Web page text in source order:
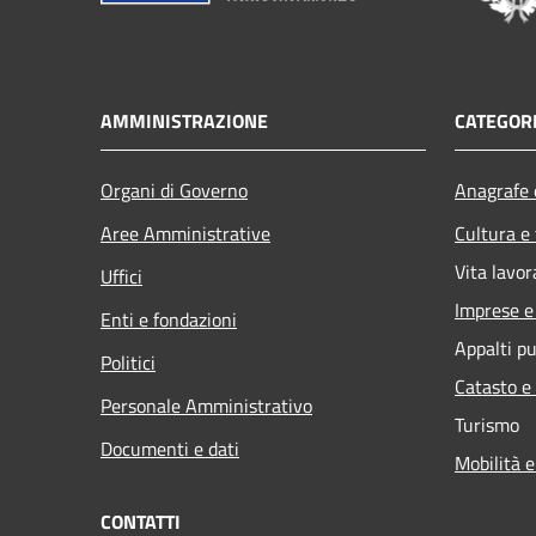
AMMINISTRAZIONE
Organi di Governo
Aree Amministrative
Uffici
Enti e fondazioni
Politici
Personale Amministrativo
Documenti e dati
Cultura
Vita
Imprese
Appalti
Catasto
Turismo
Mobilità
CONTATTI